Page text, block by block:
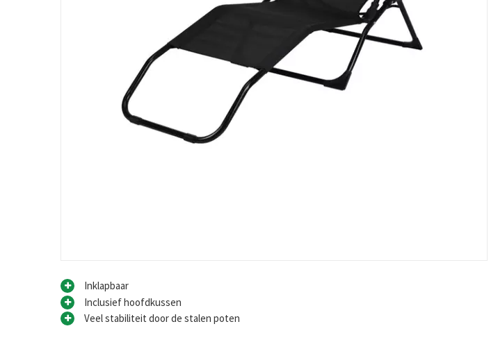
Inklapbaar
Inclusief hoofdkussen
Veel stabiliteit door de stalen poten